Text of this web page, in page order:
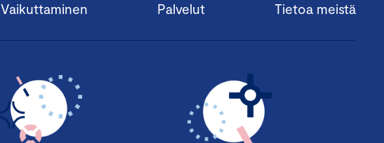
Vaikuttaminen Palvelut Tietoa meistä